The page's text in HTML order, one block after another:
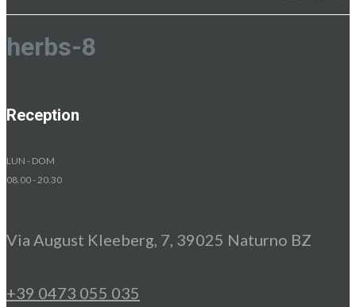
herbs-8
Reception
LUN - DOM
08.00 - 20.30
Via August Kleeberg, 7, 39025 Naturno BZ
+39 0473 055 035